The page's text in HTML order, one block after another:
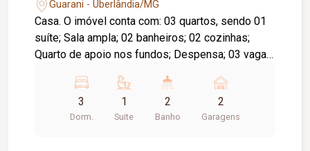
Guarani - Uberlândia/MG
Casa. O imóvel conta com: 03 quartos, sendo 01
suíte; Sala ampla; 02 banheiros; 02 cozinhas;
Quarto de apoio nos fundos; Despensa; 03 vagas
bem distribuídos; Quarto nos fundos ideal para
escritório, depósito ou apoio; Excelente
localização, proporcionando praticidade e
3
Dorm.
1
Suite
2
Banho
2
Garagens